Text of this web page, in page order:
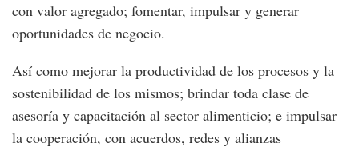
con valor agregado; fomentar, impulsar y generar
oportunidades de negocio.
Así como mejorar la productividad de los procesos y la
sostenibilidad de los mismos; brindar toda clase de
asesoría y capacitación al sector alimenticio; e impulsar
la cooperación, con acuerdos, redes y alianzas